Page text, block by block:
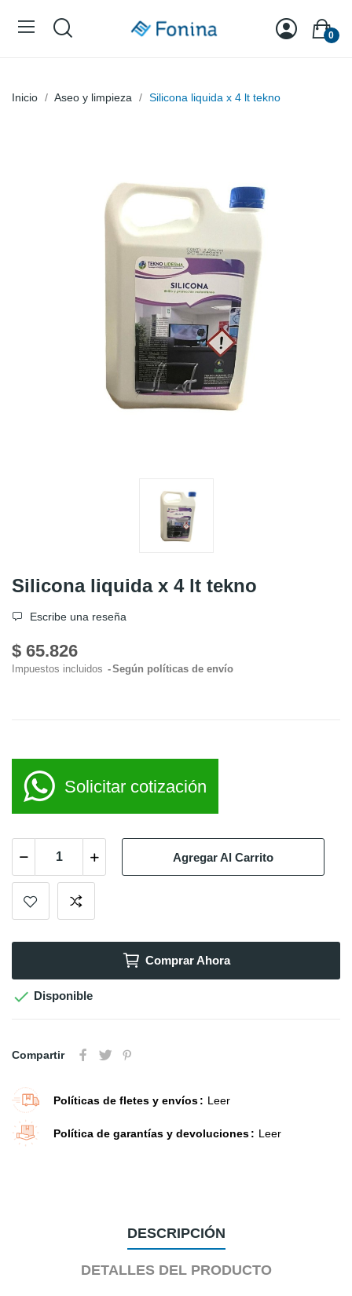
0
Inicio Aseo y limpieza Silicona liquida x 4 lt tekno
Silicona liquida x 4 lt tekno
Escribe una reseña
$ 65.826
Impuestos incluidos Según políticas de envío
Solicitar cotización
Agregar Al Carrito
Comprar Ahora
 Disponible
Compartir
Políticas de fletes y envíos Leer
Política de garantías y devoluciones Leer
DESCRIPCIÓN
DETALLES DEL PRODUCTO